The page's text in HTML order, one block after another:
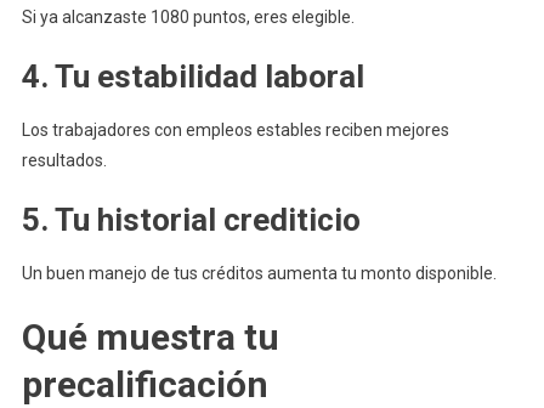
Si ya alcanzaste 1080 puntos, eres elegible.
4. Tu estabilidad laboral
Los trabajadores con empleos estables reciben mejores
resultados.
5. Tu historial crediticio
Un buen manejo de tus créditos aumenta tu monto disponible.
Qué muestra tu
precalificación